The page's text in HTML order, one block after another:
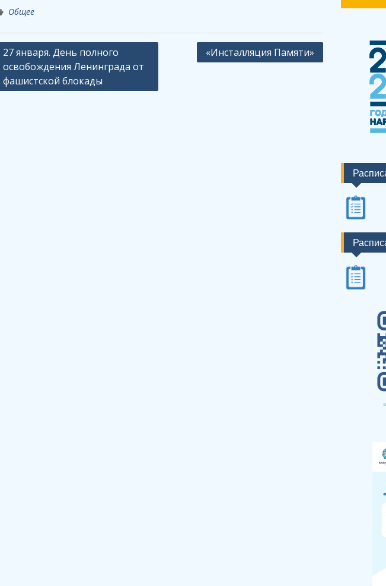
Общее
Навигация
по
записям
27 января. День полного
освобождения Ленинграда от
фашистской блокады
«Инсталляция Памяти»